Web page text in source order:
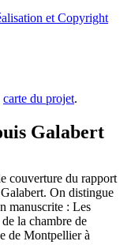
et Copyright
carte du projet.
Galabert